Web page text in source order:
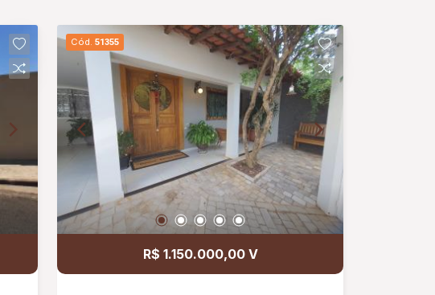
Cód. 51355
R$ 1.150.000,00 V